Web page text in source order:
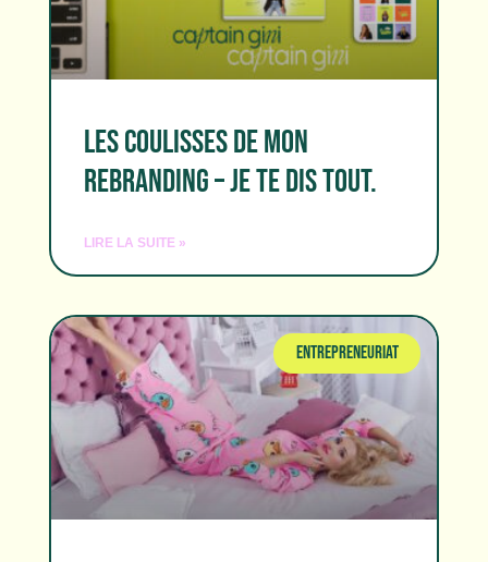
LES COULISSES DE MON
REBRANDING – JE TE DIS TOUT.
LIRE LA SUITE »
ENTREPRENEURIAT